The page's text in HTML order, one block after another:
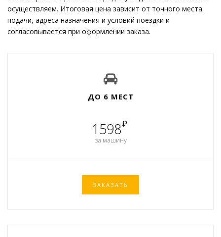
осуществляем. Итоговая цена зависит от точного места
подачи, адреса назначения и условий поездки и
согласовывается при оформлении заказа.
ДО 6 МЕСТ
1598₽
за машину
ЗАКАЗАТЬ